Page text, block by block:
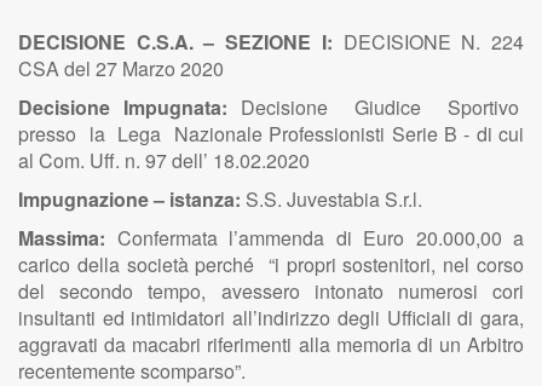
DECISIONE C.S.A. – SEZIONE I: DECISIONE N. 224
CSA del 27 Marzo 2020
Decisione Impugnata: Decisione Giudice Sportivo
presso la Lega Nazionale Professionisti Serie B - di cui
al Com. Uff. n. 97 dell’ 18.02.2020
Impugnazione – istanza: S.S. Juvestabia S.r.l.
Massima: Confermata l’ammenda di Euro 20.000,00 a
carico della società perché “i propri sostenitori, nel corso
del secondo tempo, avessero intonato numerosi cori
insultanti ed intimidatori all’indirizzo degli Ufficiali di gara,
aggravati da macabri riferimenti alla memoria di un Arbitro
recentemente scomparso”.